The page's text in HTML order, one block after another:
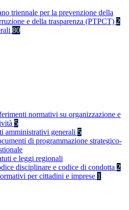
triennale per la prevenzione della
e della trasparenza (PTPCT) 2
80
normativi su organizzazione e
5
amministrativi generali 5
di programmazione strategico-
e leggi regionali
disciplinare e codice di condotta 2
per cittadini e imprese 1